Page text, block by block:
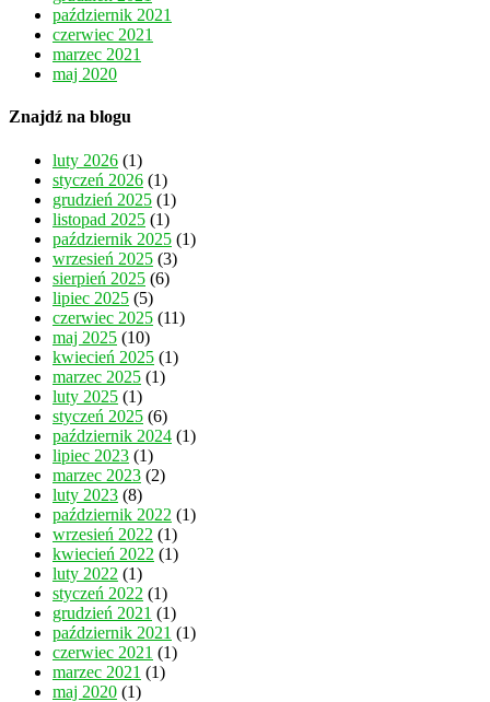
październik 2021
czerwiec 2021
marzec 2021
maj 2020
Znajdź na blogu
luty 2026 (1)
styczeń 2026 (1)
grudzień 2025 (1)
listopad 2025 (1)
październik 2025 (1)
wrzesień 2025 (3)
sierpień 2025 (6)
lipiec 2025 (5)
czerwiec 2025 (11)
maj 2025 (10)
kwiecień 2025 (1)
marzec 2025 (1)
luty 2025 (1)
styczeń 2025 (6)
październik 2024 (1)
lipiec 2023 (1)
marzec 2023 (2)
luty 2023 (8)
październik 2022 (1)
wrzesień 2022 (1)
kwiecień 2022 (1)
luty 2022 (1)
styczeń 2022 (1)
grudzień 2021 (1)
październik 2021 (1)
czerwiec 2021 (1)
marzec 2021 (1)
maj 2020 (1)